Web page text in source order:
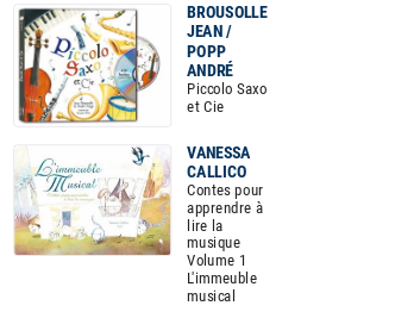
BROUSOLLE
JEAN /
POPP
ANDRÉ
Piccolo Saxo
et Cie
VANESSA
CALLICO
Contes pour
apprendre à
lire la
musique
Volume 1
L'immeuble
musical